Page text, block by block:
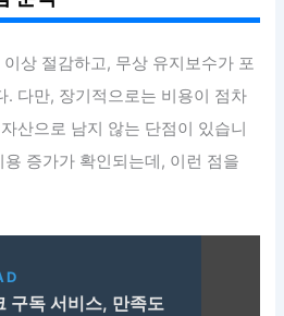
이상 절감하고, 무상 유지보수가 포
. 다만, 장기적으로는 비용이 점차
산으로 남지 않는 단점이 있습니
증가가 확인되는데, 이런 점을
구독 서비스, 만족도